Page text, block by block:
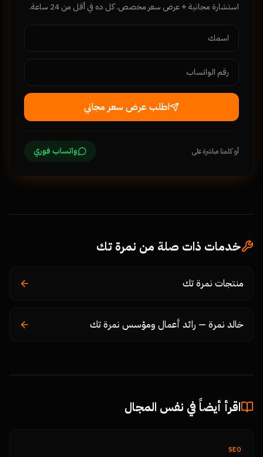
استشارة مجانية + عرض سعر مخصص. كل ده في أقل من 24 ساعة.
اطلب عرض سعر مجاني
أو كلمنا مباشرة على واتساب فوري
خدمات ذات صلة من نمرة تك
منتجات نمرة تك
خالد نمرة — رائد أعمال ومؤسس نمرة تك
اقرأ أيضاً في نفس المجال
SEO